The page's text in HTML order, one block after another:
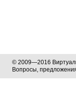
© 2009—2016
Вопросы,